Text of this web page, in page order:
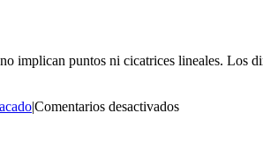
implican puntos ni cicatrices lineales. Los
|Comentarios desactivadosen